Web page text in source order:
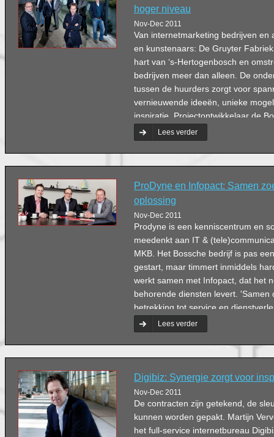
hoger niveau
Nov-Dec 2011
Van internetmarketing bedrijven en
en kunstenaars: De Gruyter
hart van ‘s-Hertogenbosch en
bedrijven meer dan alleen. De
tussen de huurders zorgt voor
vernieuwende ideeën, unieke
inspiratie. Projectontwikkelaar de
Maatschappij (BIM) en zeven
woord.
Lees verder
ProDyne en Infopact: Samen
oplossing
Nov-Dec 2011
Prodyne is een kenniscentrum en
meedenkt aan IT &
MKB. Het Bossche bedrijf is pas
gestart, maar timmert inmiddels
werkt samen met Infopact, dat het
behorende diensten levert. 'Samen
betrekking tot service en
Durkstra, directeur en eigenaar
Lees verder
Digibiz: Synergie zorgt voor
Nov-Dec 2011
De contracten zijn getekend, de
kunnen worden gepakt. Martijn
het full-service internetbureau